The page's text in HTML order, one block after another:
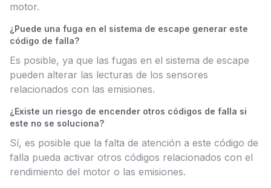
motor.
¿Puede una fuga en el sistema de escape generar este
código de falla?
Es posible, ya que las fugas en el sistema de escape
pueden alterar las lecturas de los sensores
relacionados con las emisiones.
¿Existe un riesgo de encender otros códigos de falla si
este no se soluciona?
Sí, es posible que la falta de atención a este código de
falla pueda activar otros códigos relacionados con el
rendimiento del motor o las emisiones.